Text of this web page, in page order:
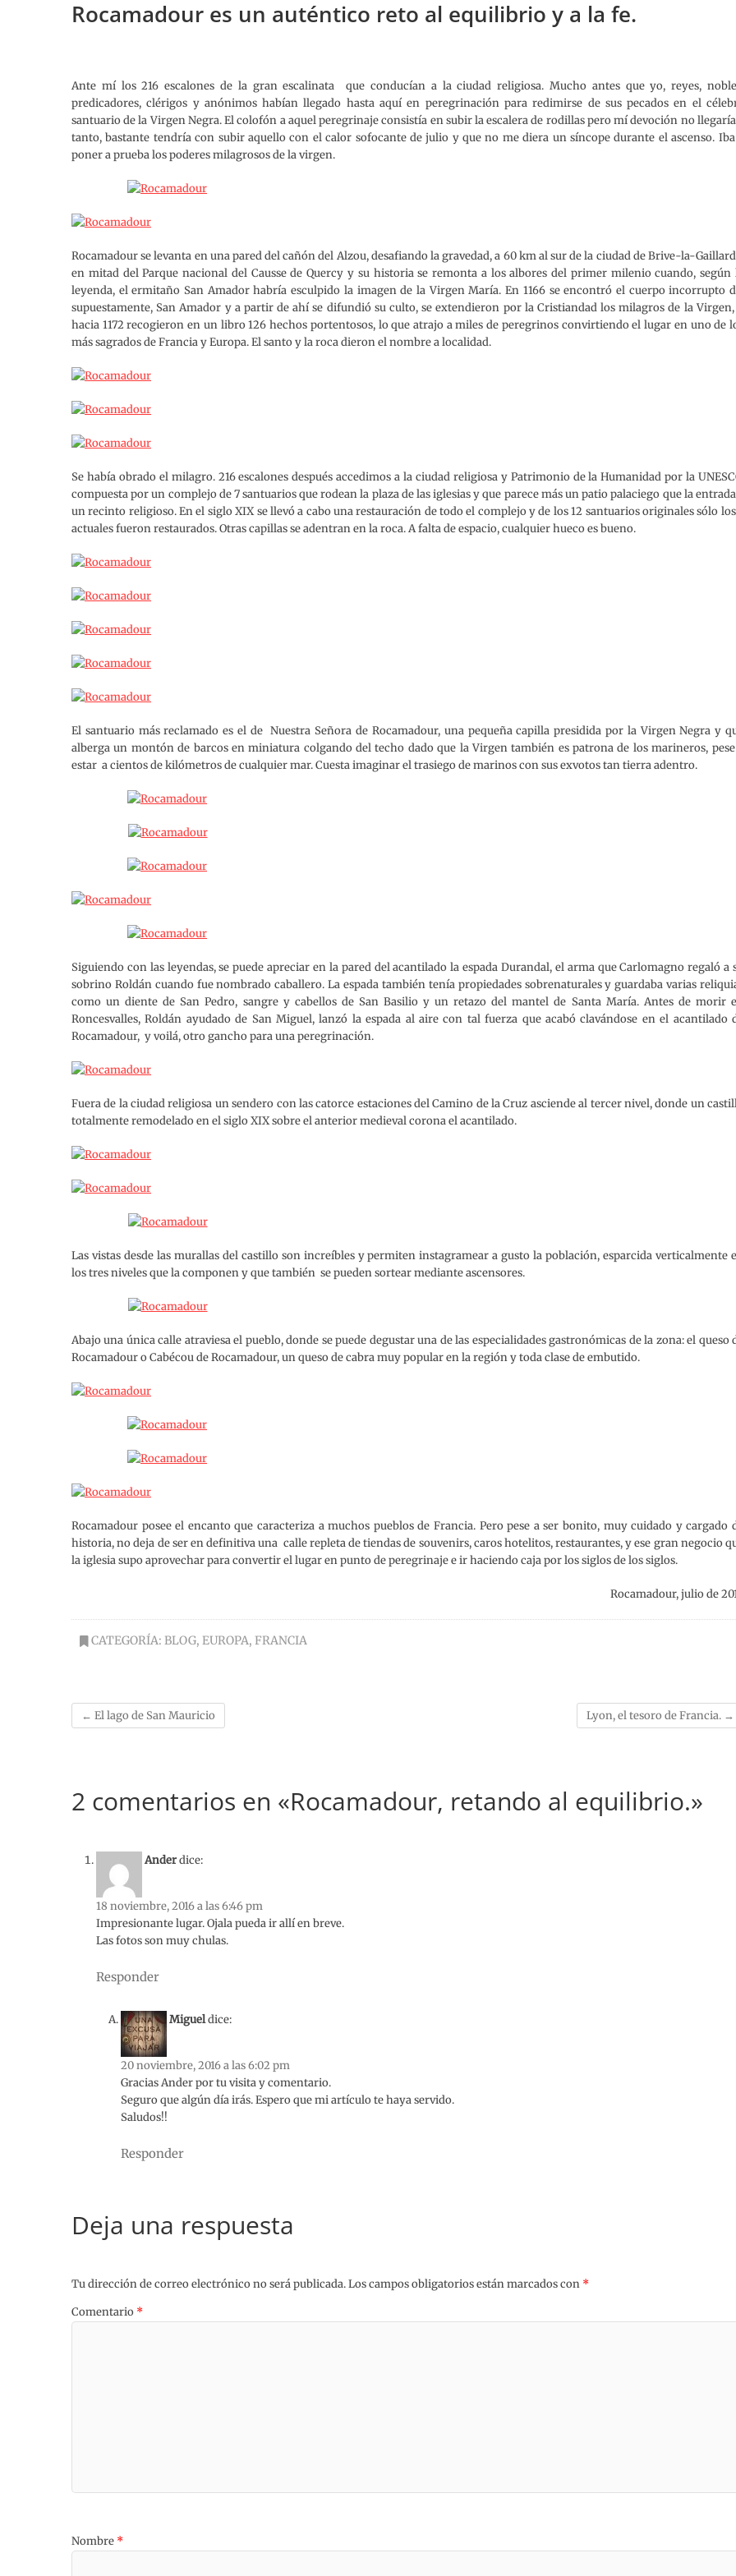
Rocamadour es un auténtico reto al equilibrio y a la fe.
Ante mí los 216 escalones de la gran escalinata que conducían a la ciudad religiosa. Mucho antes que yo, reyes,
predicadores, clérigos y anónimos habían llegado hasta aquí en peregrinación para redimirse de sus pecados en el
santuario de la Virgen Negra. El colofón a aquel peregrinaje consistía en subir la escalera de rodillas pero mí devoción no
tanto, bastante tendría con subir aquello con el calor sofocante de julio y que no me diera un síncope durante el ascenso.
poner a prueba los poderes milagrosos de la virgen.
Rocamadour se levanta en una pared del cañón del Alzou, desafiando la gravedad, a 60 km al sur de la ciudad de Brive-la-
en mitad del Parque nacional del Causse de Quercy y su historia se remonta a los albores del primer milenio cuando, según
leyenda, el ermitaño San Amador habría esculpido la imagen de la Virgen María. En 1166 se encontró el cuerpo incorrupto
supuestamente, San Amador y a partir de ahí se difundió su culto, se extendieron por la Cristiandad los milagros de la
hacia 1172 recogieron en un libro 126 hechos portentosos, lo que atrajo a miles de peregrinos convirtiendo el lugar en uno de
más sagrados de Francia y Europa. El santo y la roca dieron el nombre a localidad.
Se había obrado el milagro. 216 escalones después accedimos a la ciudad religiosa y Patrimonio de la Humanidad por la
compuesta por un complejo de 7 santuarios que rodean la plaza de las iglesias y que parece más un patio palaciego que la
un recinto religioso. En el siglo XIX se llevó a cabo una restauración de todo el complejo y de los 12 santuarios originales sólo
actuales fueron restaurados. Otras capillas se adentran en la roca. A falta de espacio, cualquier hueco es bueno.
El santuario más reclamado es el de Nuestra Señora de Rocamadour, una pequeña capilla presidida por la Virgen Negra y
alberga un montón de barcos en miniatura colgando del techo dado que la Virgen también es patrona de los marineros,
estar a cientos de kilómetros de cualquier mar. Cuesta imaginar el trasiego de marinos con sus exvotos tan tierra adentro.
Siguiendo con las leyendas, se puede apreciar en la pared del acantilado la espada Durandal, el arma que Carlomagno regaló a
sobrino Roldán cuando fue nombrado caballero. La espada también tenía propiedades sobrenaturales y guardaba varias
como un diente de San Pedro, sangre y cabellos de San Basilio y un retazo del mantel de Santa María. Antes de morir
Roncesvalles, Roldán ayudado de San Miguel, lanzó la espada al aire con tal fuerza que acabó clavándose en el acantilado
Rocamadour, y voilá, otro gancho para una peregrinación.
Fuera de la ciudad religiosa un sendero con las catorce estaciones del Camino de la Cruz asciende al tercer nivel, donde un
totalmente remodelado en el siglo XIX sobre el anterior medieval corona el acantilado.
Las vistas desde las murallas del castillo son increíbles y permiten instagramear a gusto la población, esparcida verticalmente
los tres niveles que la componen y que también se pueden sortear mediante ascensores.
Abajo una única calle atraviesa el pueblo, donde se puede degustar una de las especialidades gastronómicas de la zona: el queso
Rocamadour o Cabécou de Rocamadour, un queso de cabra muy popular en la región y toda clase de embutido.
Rocamadour posee el encanto que caracteriza a muchos pueblos de Francia. Pero pese a ser bonito, muy cuidado y cargado
historia, no deja de ser en definitiva una calle repleta de tiendas de souvenirs, caros hotelitos, restaurantes, y ese gran negocio
la iglesia supo aprovechar para convertir el lugar en punto de peregrinaje e ir haciendo caja por los siglos de los siglos.
Rocamadour, julio de
CATEGORÍA: BLOG, EUROPA, FRANCIA
← El lago de San Mauricio Lyon, el tesoro de Francia. →
2 comentarios en «Rocamadour, retando al equilibrio.»
Anderdice:
18 noviembre, 2016 a las 6:46 pm
Impresionante lugar. Ojala pueda ir allí en breve.
Las fotos son muy chulas.
Responder
Migueldice:
20 noviembre, 2016 a las 6:02 pm
Gracias Ander por tu visita y comentario.
Seguro que algún día irás. Espero que mi artículo te haya servido.
Saludos!!
Responder
Deja una respuesta
Tu dirección de correo electrónico no será publicada.Los campos obligatorios están marcados con *
Comentario *
Nombre *